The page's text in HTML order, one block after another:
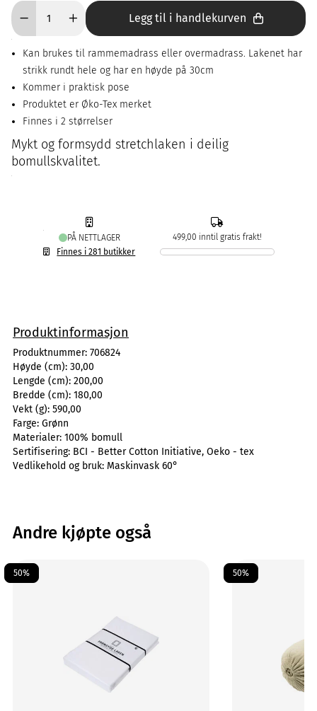
Legg til i handlekurven
Kan brukes til rammemadrass eller overmadrass. Lakenet har
strikk rundt hele og har en høyde på 30cm
Kommer i praktisk pose
Produktet er Øko-Tex merket
Finnes i 2 størrelser
Mykt og formsydd stretchlaken i deilig
bomullskvalitet.
PÅ NETTLAGER
Finnes i 281 butikker
499,00 inntil gratis frakt!
Produktinformasjon
Produktnummer: 706824
Høyde (cm): 30,00
Lengde (cm): 200,00
Bredde (cm): 180,00
Vekt (g): 590,00
Farge: Grønn
Materialer: 100% bomull
Sertifisering: BCI - Better Cotton Initiative, Oeko - tex
Vedlikehold og bruk: Maskinvask 60°
Andre kjøpte også
50% 50%